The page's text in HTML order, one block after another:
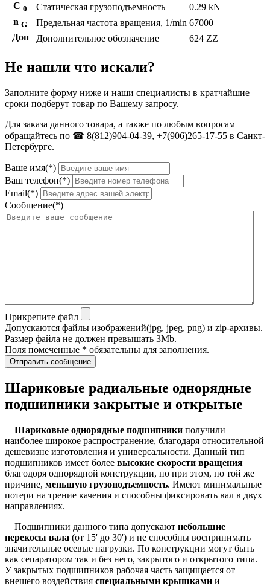
С 0 Статическая грузоподъемность
0.29 kN
n G Предельная частота вращения, 1/min 67000
Доп
Дополнительное обозначение 624 ZZ
Не нашли что искали?
Заполните форму ниже и наши специалисты в кратчайшие
сроки подберут товар по Вашему запросу.
Для заказа данного товара, а также по любым вопросам
обращайтесь по ☎ 8(812)904-04-39, +7(906)265-17-55 в Санкт-
Петербурге.
Ваше имя(*)
Ваш телефон(*)
Email(*)
Сообщение(*)
Прикрепите файл
Допускаются файлы изображений(jpg, jpeg, png) и zip-архивы.
Размер файла не должен превышать 3Mb.
Поля помеченные * обязательны для заполнения.
Отправить сообщение
Шариковые радиальные однорядные
подшипники закрытые и открытые
Шариковые однорядные подшипники получили
наиболее широкое распространение, благодаря относительной
дешевизне изготовления и универсальности. Данный тип
подшипников имеет более высокие скорости вращения
благодоря однорядной конструкции, но при этом, по той же
причине, меньшую грузоподъемность. Имеют минимальные
потери на трение качения и способны фиксировать вал в двух
направлениях.
Подшипники данного типа допускают небольшие
перекосы вала (от 15' до 30') и не способны воспринимать
значительные осевые нагрузки. По конструкции могут быть
как сепаратором так и без него, закрытого и открытого типа.
У закрытых подшипников рабочая часть защищается от
внешего воздействия специальными крышками и